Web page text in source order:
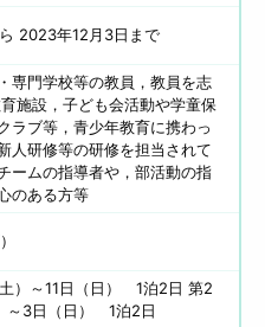
2023年12月3日まで
専門学校等の教員，教員を志
施設，子ども会活動や学童保
ラブ等，青少年教育に携わっ
人研修等の研修を担当されて
ームの指導者や，部活動の指
のある方等
）～11日（日） 1泊2日 第2
～3日（日） 1泊2日